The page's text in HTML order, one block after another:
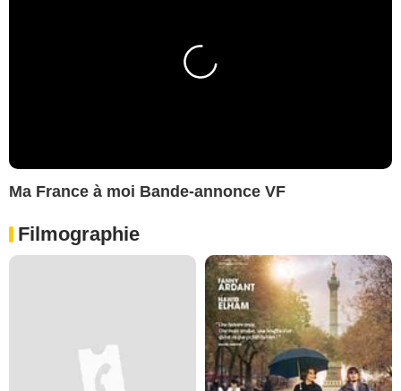
Ma France à moi Bande-annonce VF
Filmographie